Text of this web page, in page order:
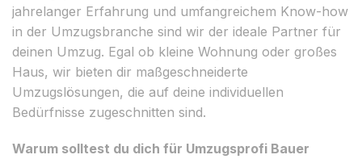
jahrelanger Erfahrung und umfangreichem Know-how
in der Umzugsbranche sind wir der ideale Partner für
deinen Umzug. Egal ob kleine Wohnung oder großes
Haus, wir bieten dir maßgeschneiderte
Umzugslösungen, die auf deine individuellen
Bedürfnisse zugeschnitten sind.
Warum solltest du dich für Umzugsprofi Bauer